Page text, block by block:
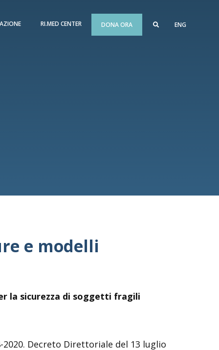
RI.MED CENTER DONA ORA ENG
e modelli
la sicurezza di soggetti fragili
2020. Decreto Direttoriale del 13 luglio